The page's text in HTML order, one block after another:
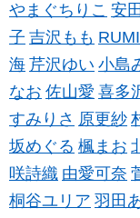
やまぐちりこ 安
子 吉沢もも
海 芹沢ゆい 小島
なお 佐山愛 喜多
すみりさ 原更紗
坂めぐる 楓まお
咲詩織 由愛可奈
桐谷ユリア 羽田